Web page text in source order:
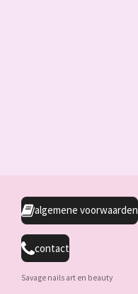
algemene voorwaarden
contact
Savage nails art en beauty